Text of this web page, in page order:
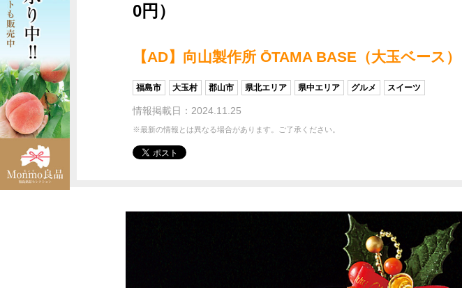
0円）
【AD】向山製作所 ŌTAMA BASE（大玉ベース）
福島市 大玉村 郡山市 県北エリア 県中エリア グルメ スイーツ
情報掲載日：2024.11.25
※最新の情報とは異なる場合があります。ご了承ください。